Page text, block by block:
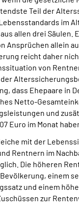
Teil der
im
allen drei Säulen.
Ansprüchen allein
reicht daher
von
dass Ehepaare in
Netto-
und
Euro im Monat
mit der
Rentnern im
Die höheren
einem
und einem
zur